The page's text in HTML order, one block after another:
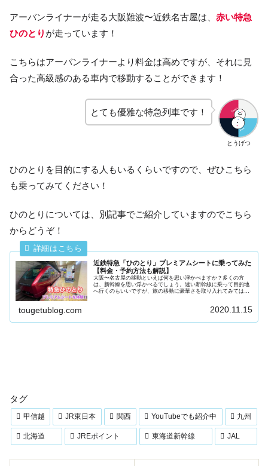
アーバンライナーが走る大阪難波〜近鉄名古屋は、 赤い特急
ひのとり が走っています！
こちらはアーバンライナーより料金は高めですが、それに見
合った高級感のある車内で移動することができます！
とうげつ
とても優雅な特急列車です！
ひのとりを目的にする人もいるくらいですので、ぜひこちら
も乗ってみてください！
ひのとりについては、別記事でご紹介していますのでこちら
からどうぞ！
近鉄特急「ひのとり」プレミアムシートに乗ってみた
【料金・予約方法も解説】
大阪〜名古屋の移動といえば何を思い浮かべますか？多くの方
は、新幹線を思い浮かべるでしょう。速い新幹線に乗って目的地
へ行くのもいいですが、旅の移動に豪華さを取り入れてみてはい
tougetublog.com 2020.11.15
タグ
甲信越 JR東日本 関西 YouTubeでも紹介中 九州
北海道 JREポイント 東海道新幹線 JAL